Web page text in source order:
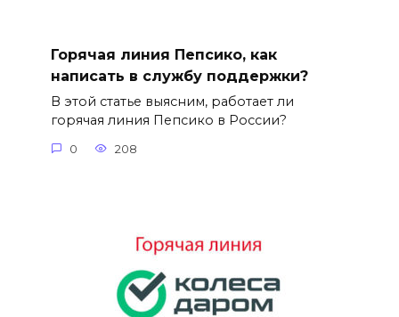
Горячая линия Пепсико, как
написать в службу поддержки?
В этой статье выясним, работает ли
горячая линия Пепсико в России?
0 208